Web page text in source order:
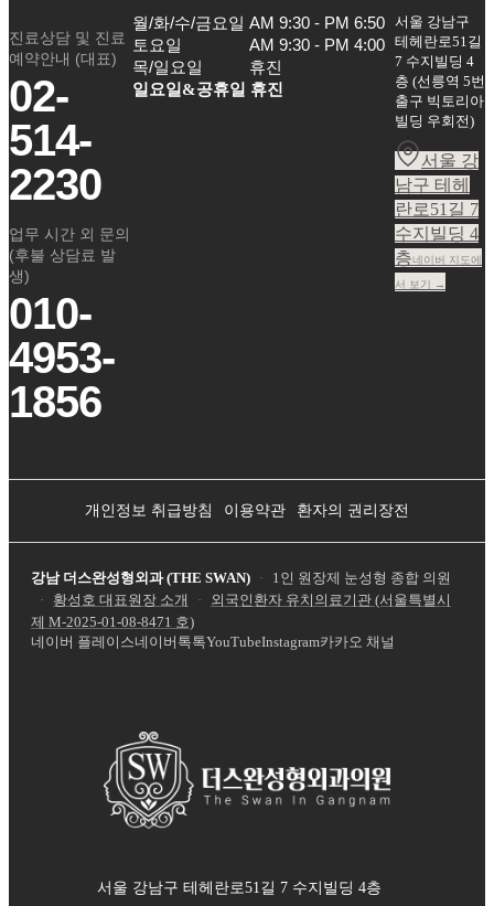
진료상담 및 진료
예약안내 (대표)
02-
514-
2230
업무 시간 외 문의
(후불 상담료 발
생)
010-
4953-
1856
월/화/수/금요일
토요일
목/일요일
AM 9:30 - PM 6:50
AM 9:30 - PM 4:00
휴진
일요일&공휴일 휴진
서울 강남구
테헤란로51길
7 수지빌딩 4
층 (선릉역 5번
출구 빅토리아
빌딩 우회전)
서울 강
남구 테헤
란로51길 7
수지빌딩 4
층네이버 지도에
서 보기 →
개인정보 취급방침 이용약관 환자의 권리장전
강남 더스완성형외과 (THE SWAN) ·
1인 원장제 눈성형 종합 의원
·
황성호 대표원장 소개 ·
외국인환자 유치의료기관 (서울특별시
제 M-2025-01-08-8471 호)
네이버 플레이스네이버톡톡YouTubeInstagram카카오 채널
서울 강남구 테헤란로51길 7 수지빌딩 4층